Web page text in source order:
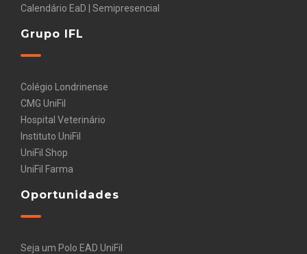
Calendário EaD | Semipresencial
Grupo IFL
Colégio Londrinense
CMG UniFil
Hospital Veterinário
Instituto UniFil
UniFil Shop
UniFil Farma
Oportunidades
Seja um Polo EAD UniFil